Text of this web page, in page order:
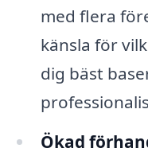
med flera
känsla för
dig bäst
Ökad